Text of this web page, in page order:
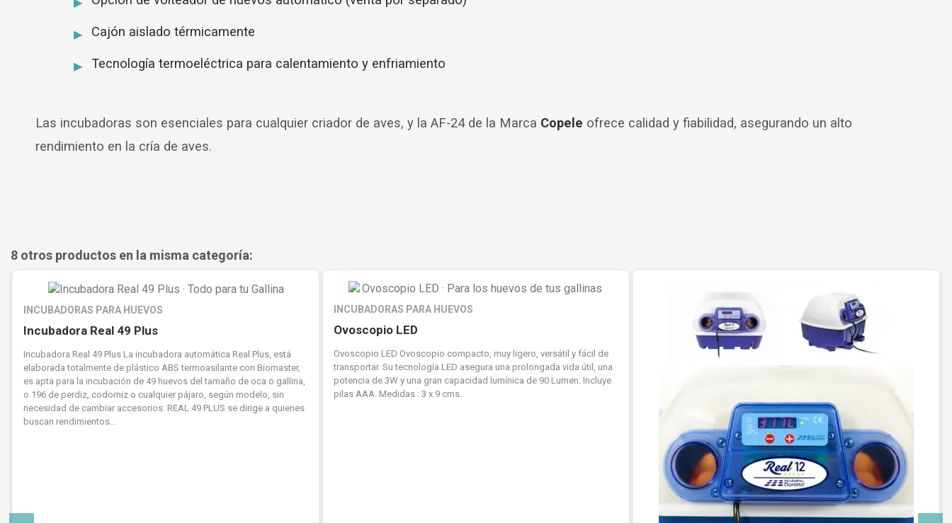
Cajón aislado térmicamente
Tecnología termoeléctrica para calentamiento y enfriamiento
Las incubadoras son esenciales para cualquier criador de aves, y la AF-24 de la Marca Copele ofrece calidad y fiabilidad, asegurando un alto
rendimiento en la cría de aves.
8 otros productos en la misma categoría:
INCUBADORAS PARA HUEVOS
Incubadora Real 49 Plus
Incubadora Real 49 Plus La incubadora automática Real Plus, está
elaborada totalmente de plástico ABS termoasilante con Biomaster,
es apta para la incubación de 49 huevos del tamaño de oca o gallina,
o 196 de perdiz, codorniz o cualquier pájaro, según modelo, sin
necesidad de cambiar accesorios. REAL 49 PLUS se dirige a quienes
buscan rendimientos...
INCUBADORAS PARA HUEVOS
Ovoscopio LED
Ovoscopio LED Ovoscopio compacto, muy ligero, versátil y fácil de
transportar. Su tecnología LED asegura una prolongada vida útil, una
potencia de 3W y una gran capacidad lumínica de 90 Lumen. Incluye
pilas AAA. Medidas : 3 x 9 cms.